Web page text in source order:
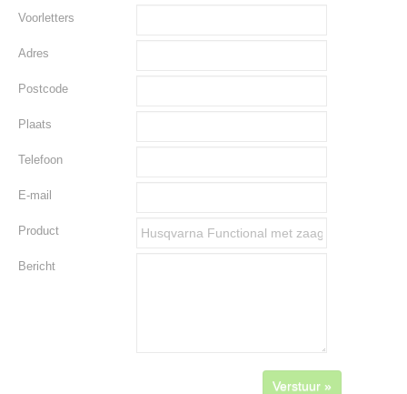
Voorletters
Adres
Postcode
Plaats
Telefoon
E-mail
Product
Bericht
Verstuur »